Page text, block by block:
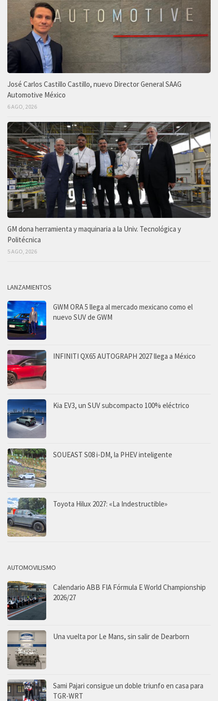
José Carlos Castillo Castillo, nuevo Director General SAAG
Automotive México
6 AGO, 2026
GM dona herramienta y maquinaria a la Univ. Tecnológica y
Politécnica
5 AGO, 2026
LANZAMIENTOS
GWM ORA 5 llega al mercado mexicano como el
nuevo SUV de GWM
INFINITI QX65 AUTOGRAPH 2027 llega a México
Kia EV3, un SUV subcompacto 100% eléctrico
SOUEAST S08 i-DM, la PHEV inteligente
Toyota Hilux 2027: «La Indestructible»
AUTOMOVILISMO
Calendario ABB FIA Fórmula E World Championship
2026/27
Una vuelta por Le Mans, sin salir de Dearborn
Sami Pajari consigue un doble triunfo en casa para
TGR-WRT